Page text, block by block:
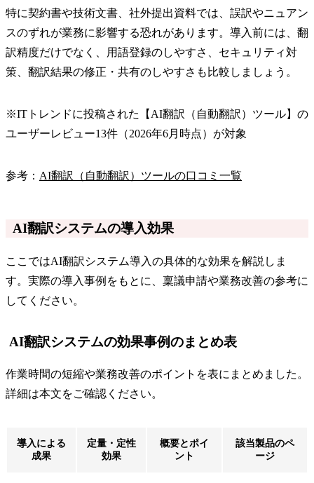
特に契約書や技術文書、社外提出資料では、誤訳やニュアン
スのずれが業務に影響する恐れがあります。導入前には、翻
訳精度だけでなく、用語登録のしやすさ、セキュリティ対
策、翻訳結果の修正・共有のしやすさも比較しましょう。
※ITトレンドに投稿された【AI翻訳（自動翻訳）ツール】の
ユーザーレビュー13件（2026年6月時点）が対象
参考： AI翻訳（自動翻訳）ツールの口コミ一覧
AI翻訳システムの導入効果
ここではAI翻訳システム導入の具体的な効果を解説しま
す。実際の導入事例をもとに、稟議申請や業務改善の参考に
してください。
AI翻訳システムの効果事例のまとめ表
作業時間の短縮や業務改善のポイントを表にまとめました。
詳細は本文をご確認ください。
導入による
成果
定量・定性
効果
概要とポイ
ント
該当製品のペ
ージ